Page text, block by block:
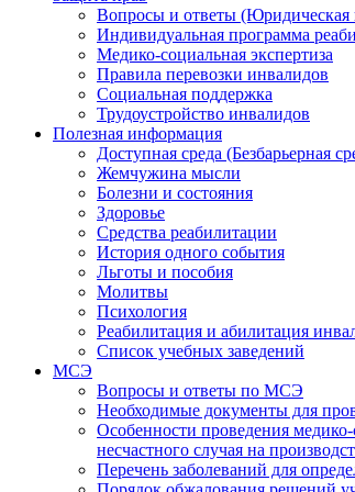
Вопросы и ответы
Индивидуальная программа
Медико-социальная экспертиза
Правила перевозки инвалидов
Социальная поддержка
Трудоустройство инвалидов
Полезная информация
Доступная среда (Безбарьерная
Жемчужина мысли
Болезни и состояния
Здоровье
Средства реабилитации
История одного события
Льготы и пособия
Молитвы
Психология
Реабилитация и абилитация
Список учебных заведений
МСЭ
Вопросы и ответы по МСЭ
Необходимые документы для
Особенности проведения медико-
несчастного случая на
Перечень заболеваний для